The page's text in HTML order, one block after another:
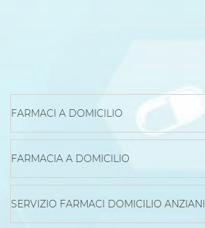
FARMACI A DOMICILIO
FARMACIA A DOMICILIO
SERVIZIO FARMACI DOMICILIO ANZIANI